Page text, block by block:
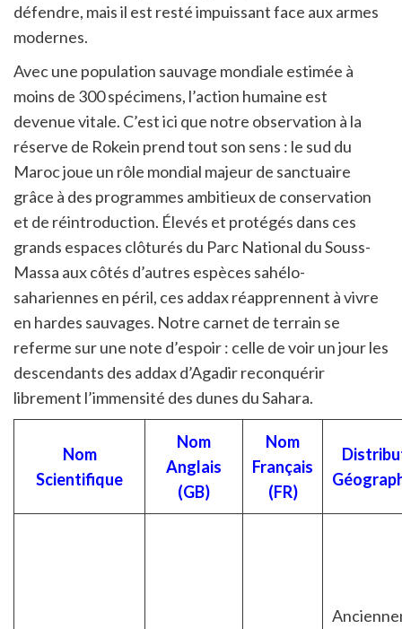
défendre, mais il est resté impuissant face aux armes
modernes.
Avec une population sauvage mondiale estimée à
moins de 300 spécimens, l’action humaine est
devenue vitale. C’est ici que notre observation à la
réserve de Rokein prend tout son sens : le sud du
Maroc joue un rôle mondial majeur de sanctuaire
grâce à des programmes ambitieux de conservation
et de réintroduction. Élevés et protégés dans ces
grands espaces clôturés du Parc National du Souss-
Massa aux côtés d’autres espèces sahélo-
sahariennes en péril, ces addax réapprennent à vivre
en hardes sauvages. Notre carnet de terrain se
referme sur une note d’espoir : celle de voir un jour les
descendants des addax d’Agadir reconquérir
librement l’immensité des dunes du Sahara.
Nom
Scientifique
Nom
Anglais
(GB)
Nom
Français
(FR)